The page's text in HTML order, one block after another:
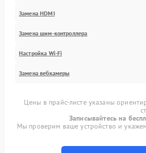
Замена HDMI
Замена шим-контроллера
Настройка Wi-Fi
Замена вебкамеры
Цены в прайс-листе указаны
Записывайтесь на
Мы проверим ваше устройство и